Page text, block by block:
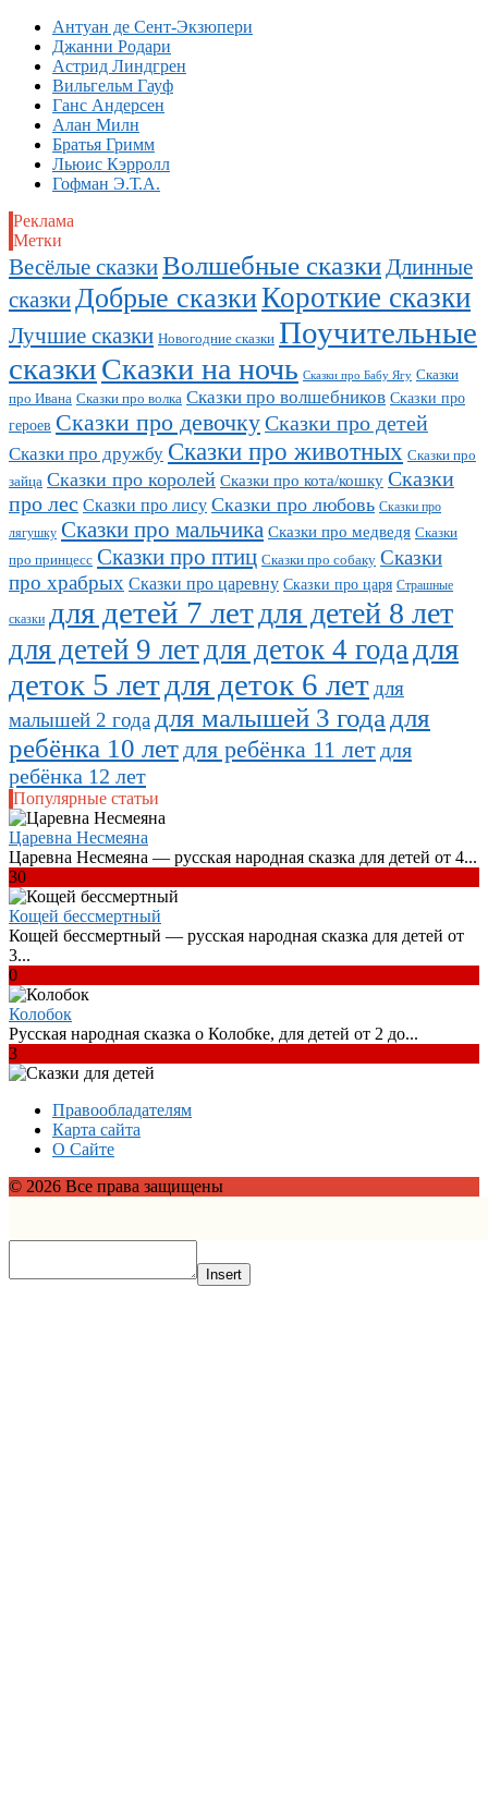
Антуан де Сент-Экзюпери
Джанни Родари
Астрид Линдгрен
Вильгельм Гауф
Ганс Андерсен
Алан Милн
Братья Гримм
Льюис Кэрролл
Гофман Э.Т.А.
Реклама
Метки
Весёлые сказкиВолшебные сказки Длинные
сказки Добрые сказкиКороткие сказки
Лучшие сказки Новогодние сказки Поучительные
сказкиСказки на ночь Сказки про Бабу Ягу Сказки
про Ивана Сказки про волка Сказки про волшебников Сказки про
героев Сказки про девочкуСказки про детей
Сказки про дружбу Сказки про животных Сказки про
зайца Сказки про королей Сказки про кота/кошку Сказки
про лес Сказки про лису Сказки про любовь Сказки про
лягушку Сказки про мальчика Сказки про медведя Сказки
про принцесс Сказки про птиц Сказки про собаку Сказки
про храбрых Сказки про царевну Сказки про царя Страшные
сказки для детей 7 летдля детей 8 лет
для детей 9 лет для деток 4 года для
деток 5 летдля деток 6 лет для
малышей 2 года для малышей 3 года для
ребёнка 10 лет для ребёнка 11 лет для
ребёнка 12 лет
Популярные статьи
Царевна Несмеяна
Царевна Несмеяна — русская народная сказка для детей от 4...
30
Кощей бессмертный
Кощей бессмертный — русская народная сказка для детей от
3...
0
Колобок
Русская народная сказка о Колобке, для детей от 2 до...
3
Правообладателям
Карта сайта
О Сайте
© 2026 Все права защищены
Insert